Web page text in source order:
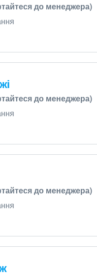
до менеджера)
до менеджера)
до менеджера)